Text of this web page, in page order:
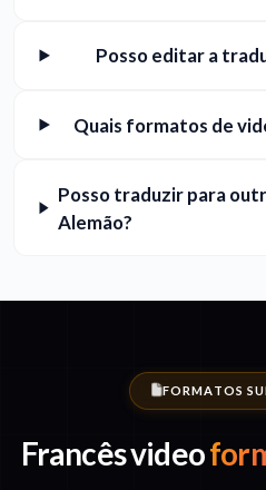
Posso editar a
Quais formatos de
Posso traduzir para
Alemão?
FORMATOS
Francês video